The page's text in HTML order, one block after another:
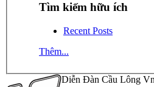
Tìm kiếm hữu ích
Recent Posts
Thêm...
Diễn Đàn Cầu Lông